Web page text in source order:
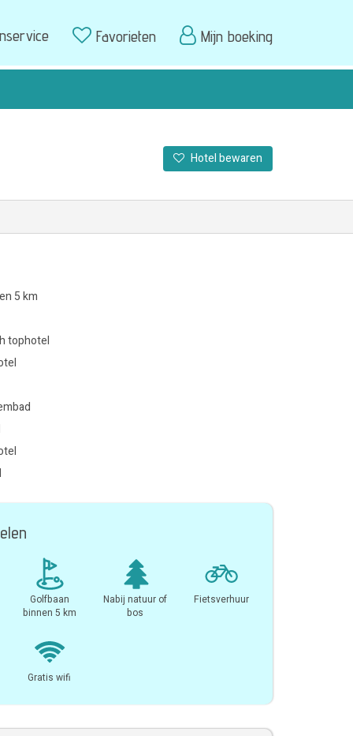
Favorieten Mijn boeking
Hotel bewaren
5 km
tophotel
Golfbaan
binnen 5 km
Nabij natuur of
bos
Fietsverhuur
Gratis wifi